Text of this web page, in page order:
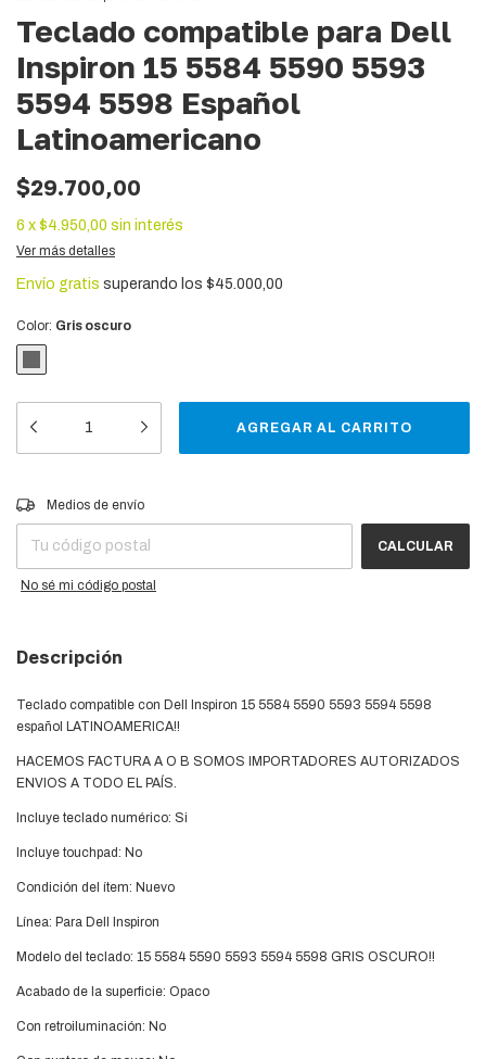
Teclado compatible para Dell
Inspiron 15 5584 5590 5593
5594 5598 Español
Latinoamericano
$29.700,00
6 x $4.950,00 sin interés
Ver más detalles
Envío gratis superando los $45.000,00
Color: Gris oscuro
Entregas para el CP:
Medios de envío
CALCULAR
No sé mi código postal
Descripción
Teclado compatible con Dell Inspiron 15 5584 5590 5593 5594 5598
español LATINOAMERICA!!
HACEMOS FACTURA A O B SOMOS IMPORTADORES AUTORIZADOS
ENVIOS A TODO EL PAÍS.
Incluye teclado numérico: Si
Incluye touchpad: No
Condición del ítem: Nuevo
Línea: Para Dell Inspiron
Modelo del teclado: 15 5584 5590 5593 5594 5598 GRIS OSCURO!!
Acabado de la superficie: Opaco
Con retroiluminación: No